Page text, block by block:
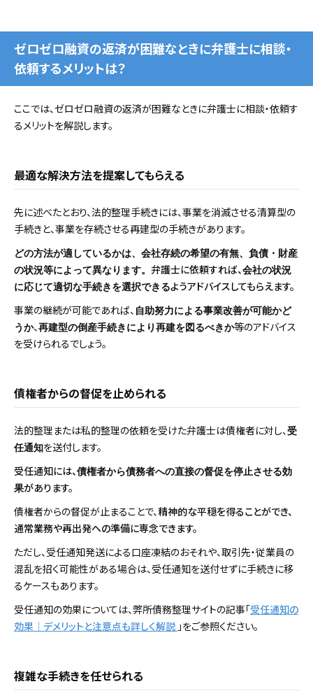
ゼロゼロ融資の返済が困難なときに弁護士に相談・
依頼するメリットは？
ここでは、ゼロゼロ融資の返済が困難なときに弁護士に相談・依頼す
るメリットを解説します。
最適な解決方法を提案してもらえる
先に述べたとおり、法的整理手続きには、事業を消滅させる清算型の
手続きと、事業を存続させる再建型の手続きがあります。
どの方法が適しているかは、会社存続の希望の有無、負債・財産
の状況等によって異なります。 弁護士に依頼すれば、 会社の状況
に応じて適切な手続きを選択できるようアドバイスしてもらえます。
事業の継続が可能であれば、 自助努力による事業改善が可能かど
うか、 再建型の倒産手続きにより再建を図るべきか等のアドバイス
を受けられるでしょう。
債権者からの督促を止められる
法的整理または私的整理の依頼を受けた弁護士は債権者に対し、 受
任通知を送付します。
受任通知には、 債権者から債務者への直接の督促を停止させる効
果があります。
債権者からの督促が止まることで、 精神的な平穏を得ることができ、
通常業務や再出発への準備に専念できます。
ただし、受任通知発送による口座凍結のおそれや、取引先・従業員の
混乱を招く可能性がある場合は、受任通知を送付せずに手続きに移
るケースもあります。
受任通知の効果については、弊所債務整理サイトの記事「受任通知の
効果｜デメリットと注意点も詳しく解説 」をご参照ください。
複雑な手続きを任せられる